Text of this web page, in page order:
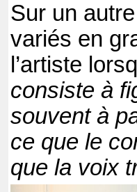
Sur un
variés en
l’artiste
consiste à
souvent à
ce que le
que la voix